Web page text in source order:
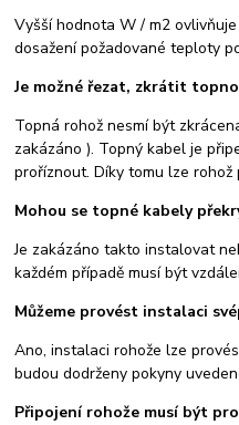
Vyšší hodnota W / m2
dosažení požadované teploty
Je možné řezat, zkrátit
Topná rohož nesmí být
zakázáno ). Topný kabel je
proříznout. Díky tomu lze
Mohou se topné kabely
Je zakázáno takto instalovat
každém případě musí být
Můžeme provést instalaci
Ano, instalaci rohože lze
budou dodrženy pokyny
Připojení rohože musí být